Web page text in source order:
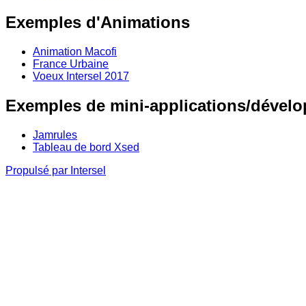
Exemples d'Animations
Animation Macofi
France Urbaine
Voeux Intersel 2017
Exemples de mini-applications/
Jamrules
Tableau de bord Xsed
Propulsé par Intersel